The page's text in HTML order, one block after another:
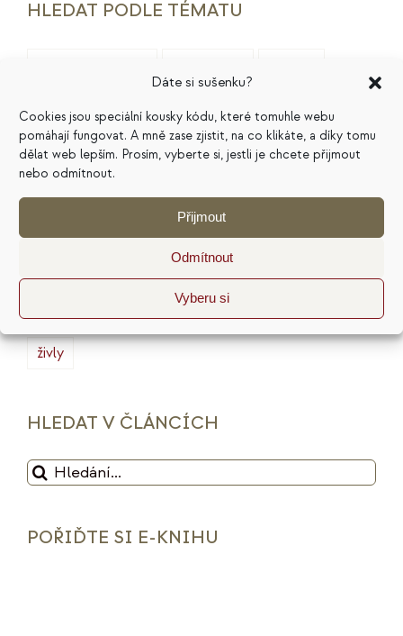
Dáte si sušenku?
Cookies jsou speciální kousky kódu, které tomuhle webu
pomáhají fungovat. A mně zase zjistit, na co klikáte, a díky tomu
dělat web lepším. Prosím, vyberte si, jestli je chcete přijmout
nebo odmítnout.
Přijmout
Odmítnout
Vyberu si
HLEDAT PODLE TÉMATU
intuice
konkurence legacy
magie
marketing
podnikání
služby
sociální sítě strategie
tarot
udržitelnost
vize web zdražení
značka
živly
HLEDAT V ČLÁNCÍCH
Hledat:
POŘIĎTE SI E-KNIHU